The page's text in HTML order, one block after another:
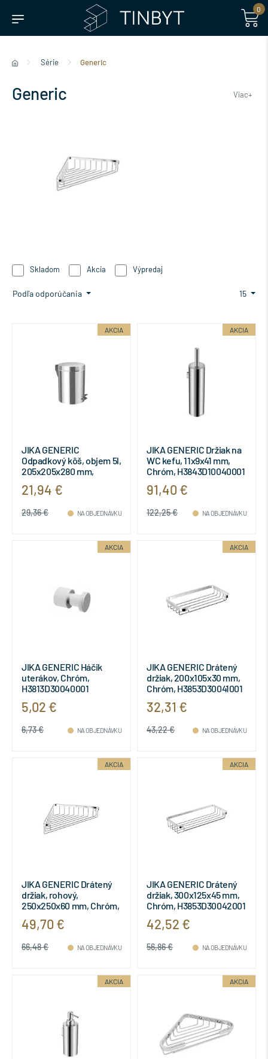
0
Série Generic
Generic Viac+
Skladom Akcia Výpredaj
Podľa odporúčania 15
AKCIA
JIKA GENERIC
Odpadkový kôš, objem 5l,
205x205x280 mm,
21,94 €
29,36 € NA OBJEDNÁVKU
AKCIA
JIKA GENERIC Držiak na
WC kefu, 11x9x41 mm,
Chróm, H3843D10040001
91,40 €
122,25 € NA OBJEDNÁVKU
AKCIA
JIKA GENERIC Háčik
uterákov, Chróm,
H3813D30040001
5,02 €
6,73 € NA OBJEDNÁVKU
AKCIA
JIKA GENERIC Drátený
držiak, 200x105x30 mm,
Chróm, H3853D30041001
32,31 €
43,22 € NA OBJEDNÁVKU
AKCIA
JIKA GENERIC Drátený
držiak, rohový,
250x250x60 mm, Chróm,
49,70 €
66,48 € NA OBJEDNÁVKU
AKCIA
JIKA GENERIC Drátený
držiak, 300x125x45 mm,
Chróm, H3853D30042001
42,52 €
56,86 € NA OBJEDNÁVKU
AKCIA AKCIA